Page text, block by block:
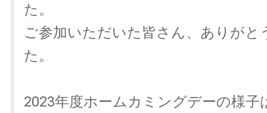
た。
ご参加いただいた皆さん、ありがと
た。
2023年度ホームカミングデーの様子